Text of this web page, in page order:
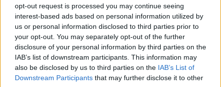
opt-out request is processed you may continue seeing
interest-based ads based on personal information utilized by
us or personal information disclosed to third parties prior to
your opt-out. You may separately opt-out of the further
disclosure of your personal information by third parties on the
IAB’s list of downstream participants. This information may
also be disclosed by us to third parties on the IAB’s List of
Downstream Participants that may further disclose it to other
in miru. Ker je moteče ravnanje, predvsem pred
trgovinami in centri, policisti naprošajo občane, da
jih o tovrstnih kršitvah obveščajo.